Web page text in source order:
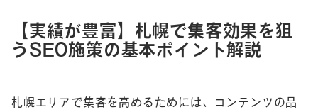
【実績が豊富】札幌で集客効果を狙
うSEO施策の基本ポイント解説
札幌エリアで集客を高めるためには、コンテンツの品